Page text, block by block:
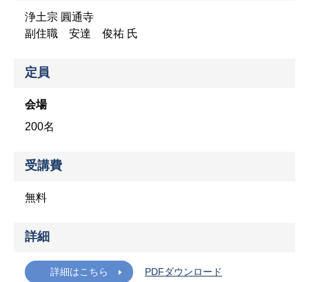
浄土宗 圓通寺
副住職 安達 俊祐 氏
定員
会場
200名
受講費
無料
詳細
PDFダウンロード
詳細はこちら